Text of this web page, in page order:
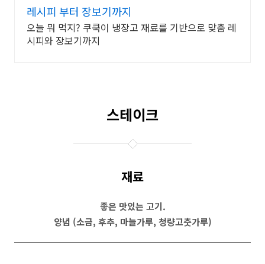
레시피 부터 장보기까지
오늘 뭐 먹지? 쿠쿡이 냉장고 재료를 기반으로 맞춤 레
시피와 장보기까지
스테이크
재료
좋은 맛있는 고기.
양념 (소금, 후추, 마늘가루, 청량고춧가루)